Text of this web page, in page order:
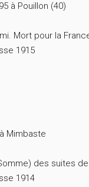
à Pouillon (40)
Mort pour la
1915
Mimbaste
des suites
1914